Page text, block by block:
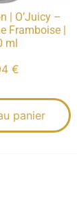
| O’Juicy –
Framboise |
ml
€
panier